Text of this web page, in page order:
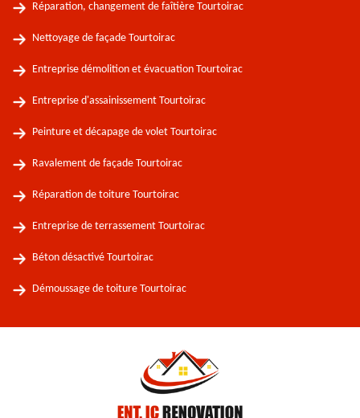
Réparation, changement de faîtière Tourtoirac
Nettoyage de façade Tourtoirac
Entreprise démolition et évacuation Tourtoirac
Entreprise d'assainissement Tourtoirac
Peinture et décapage de volet Tourtoirac
Ravalement de façade Tourtoirac
Réparation de toiture Tourtoirac
Entreprise de terrassement Tourtoirac
Béton désactivé Tourtoirac
Démoussage de toiture Tourtoirac